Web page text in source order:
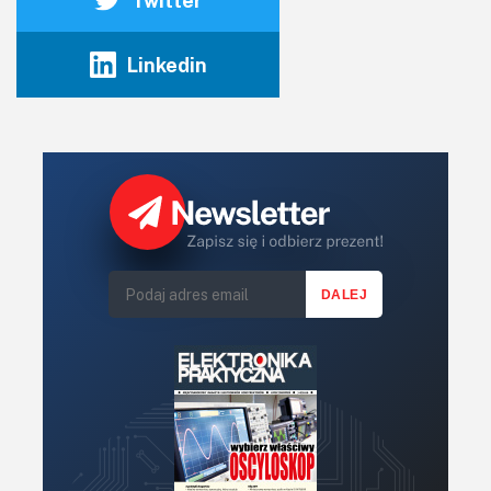
Rysunek 2. Porównanie poziomów zakłóceń w paśmie 0...10 MHz
emitowanych przez przetwornicę DC/DC z zastosowaniem
dławika nieekranowanego (czarna linia), częściowo
3. Dziel i rządź
Skoro jesteśmy już przy tematyce konwerterów DC/DC,
to warto podać ciekawy przykład, związany z doborem
na obniżenie poziomu zakłóceń emitowanych przez układ
zasilania. Klasyczne przetwornice impulsowe pracują
zwykle na jednej, ustalonej fabrycznie (lub regulowanej
przez użytkownika) częstotliwości. Takie rozwiązanie jest
relatywnie proste konstrukcyjnie, ale ma dość istotną
Linkedin